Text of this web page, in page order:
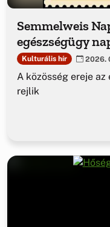
Semmelweis
egészségügy
Kulturális hír 2026.
A közösség ereje
rejlik